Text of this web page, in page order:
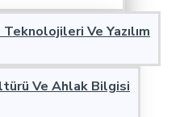
Ve Yazılım
Ve Ahlak Bilgisi